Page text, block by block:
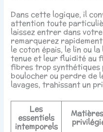
Dans cette logique, il
attention toute
laissez entrer dans
remarquerez
le coton épais, le lin ou
tenue et leur fluidité au
fibres trop synthétiques
boulocher ou perdre de
lavages, trahissant un
Les
essentiels
intemporels